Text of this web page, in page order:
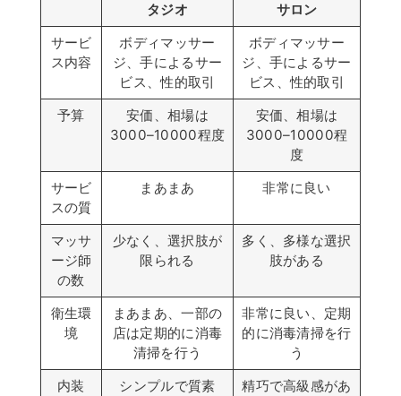
タジオ
サロン
サービ
ス内容
ボディマッサー
ジ、手によるサー
ビス、性的取引
ボディマッサー
ジ、手によるサー
ビス、性的取引
予算
安価、相場は
3000–10000程度
安価、相場は
3000–10000程
度
サービ
スの質
まあまあ 非常に良い
マッサ
ージ師
の数
少なく、選択肢が
限られる
多く、多様な選択
肢がある
衛生環
境
まあまあ、一部の
店は定期的に消毒
清掃を行う
非常に良い、定期
的に消毒清掃を行
う
内装
シンプルで質素
精巧で高級感があ